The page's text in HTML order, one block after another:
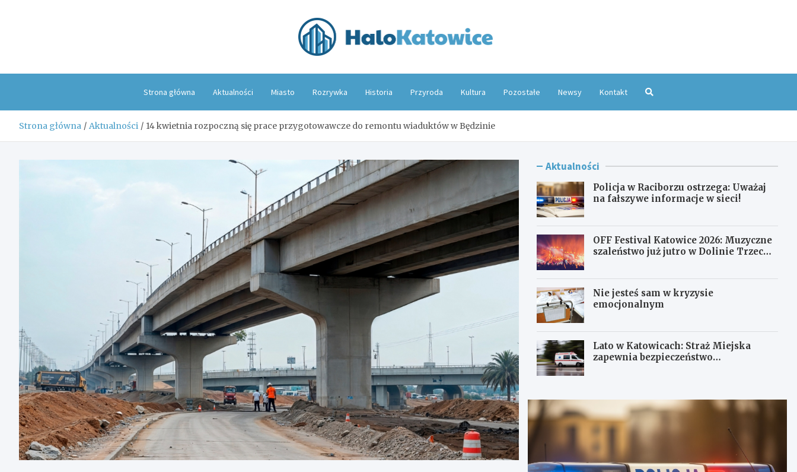
Strona główna Aktualności Miasto Rozrywka Historia Przyroda Kultura Pozostałe Newsy Kontakt
Strona główna Aktualności 14 kwietnia rozpoczną się prace przygotowawcze do remontu wiaduktów w Będzinie
Aktualności
Policja w Raciborzu ostrzega: Uważaj
na fałszywe informacje w sieci!
OFF Festival Katowice 2026: Muzyczne
szaleństwo już jutro w Dolinie Trzech
Nie jesteś sam w kryzysie
emocjonalnym
Lato w Katowicach: Straż Miejska
zapewnia bezpieczeństwo